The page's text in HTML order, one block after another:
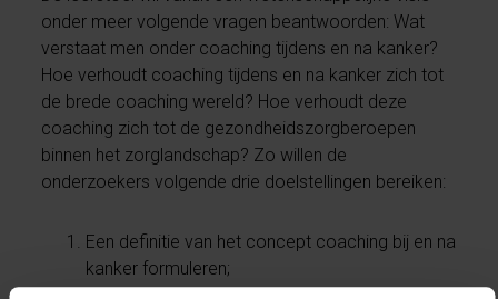
onder meer volgende vragen beantwoorden: Wat
verstaat men onder coaching tijdens en na kanker?
Hoe verhoudt coaching tijdens en na kanker zich tot
de brede coaching wereld? Hoe verhoudt deze
coaching zich tot de gezondheidszorgberoepen
binnen het zorglandschap? Zo willen de
onderzoekers volgende drie doelstellingen bereiken:
Een definitie van het concept coaching bij en na
kanker formuleren;
Coaching bij en na kanker in het